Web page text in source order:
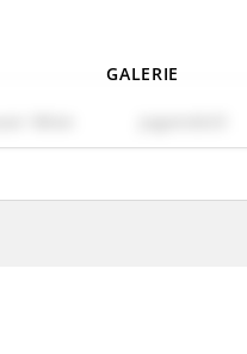
GALERIE